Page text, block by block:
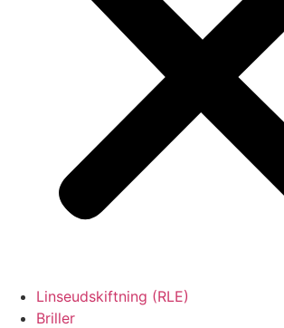
Linseudskiftning (RLE)
Briller